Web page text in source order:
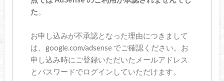
た。
お申し込みが不承認となった理由につきまして
は、google.com/adsense でご確認ください。お
申し込み時にご登録いただいたメールアドレス
とパスワードでログインしていただけます。